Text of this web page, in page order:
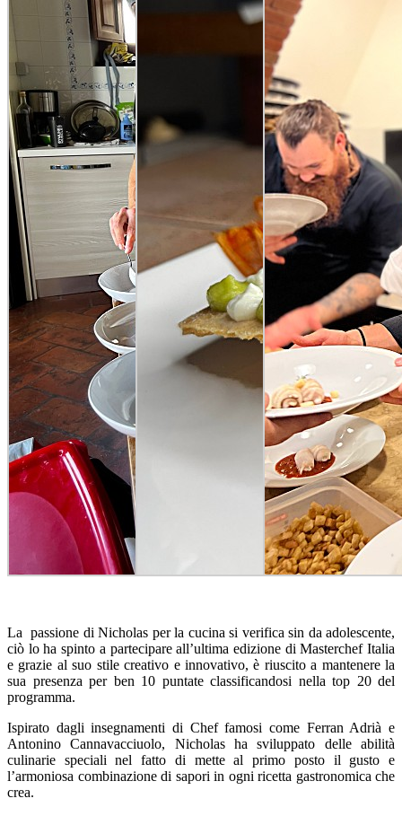
La passione di Nicholas per la cucina si verifica sin da adolescente,
ciò lo ha spinto a partecipare all’ultima edizione di Masterchef Italia
e grazie al suo stile creativo e innovativo, è riuscito a mantenere la
sua presenza per ben 10 puntate classificandosi nella top 20 del
programma.
Ispirato dagli insegnamenti di Chef famosi come Ferran Adrià e
Antonino Cannavacciuolo, Nicholas ha sviluppato delle abilità
culinarie speciali nel fatto di mette al primo posto il gusto e
l’armoniosa combinazione di sapori in ogni ricetta gastronomica che
crea.